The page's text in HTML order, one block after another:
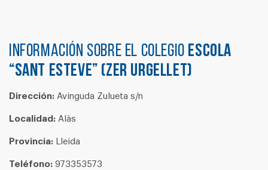
Información sobre el colegio ESCOLA
“SANT ESTEVE” (ZER URGELLET)
Dirección: Avinguda Zulueta s/n
Localidad: Alàs
Provincia: Lleida
Teléfono: 973353573